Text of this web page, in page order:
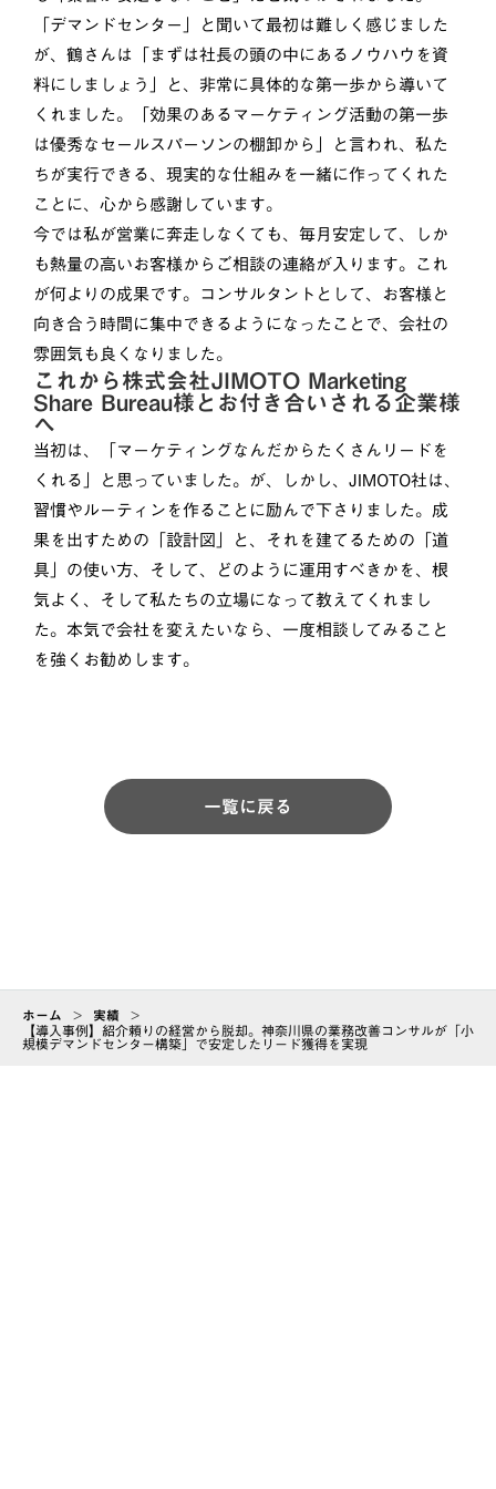
「デマンドセンター」と聞いて最初は難しく感じました
が、鶴さんは「まずは社長の頭の中にあるノウハウを資
料にしましょう」と、非常に具体的な第一歩から導いて
くれました。「効果のあるマーケティング活動の第一歩
は優秀なセールスパーソンの棚卸から」と言われ、私た
ちが実行できる、現実的な仕組みを一緒に作ってくれた
ことに、心から感謝しています。
今では私が営業に奔走しなくても、毎月安定して、しか
も熱量の高いお客様からご相談の連絡が入ります。これ
が何よりの成果です。コンサルタントとして、お客様と
向き合う時間に集中できるようになったことで、会社の
雰囲気も良くなりました。
これから株式会社JIMOTO Marketing
Share Bureau様とお付き合いされる企業様
へ
当初は、「マーケティングなんだからたくさんリードを
くれる」と思っていました。が、しかし、JIMOTO社は、
習慣やルーティンを作ることに励んで下さりました。成
果を出すための「設計図」と、それを建てるための「道
具」の使い方、そして、どのように運用すべきかを、根
気よく、そして私たちの立場になって教えてくれまし
た。本気で会社を変えたいなら、一度相談してみること
を強くお勧めします。
一覧に戻る
ホーム > 実績 >
【導入事例】紹介頼りの経営から脱却。神奈川県の業務改善コンサルが「小
規模デマンドセンター構築」で安定したリード獲得を実現